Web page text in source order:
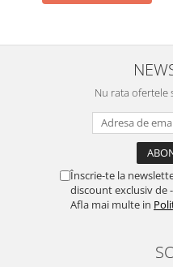
Nu rata ofertele
Înscrie-te la
discount exclusiv de
Afla mai multe in